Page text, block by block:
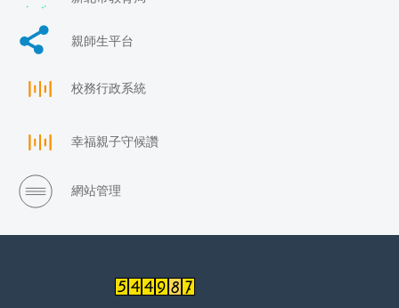
親師生平台
校務行政系統
幸福親子守候讚
網站管理